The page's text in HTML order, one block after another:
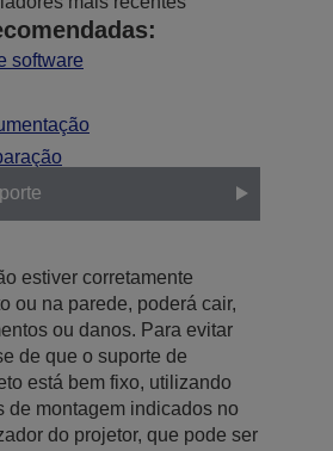
software
estiver corretamente
ou na parede, poderá cair,
ou danos. Para evitar
de que o suporte de
está bem fixo, utilizando
de montagem indicados no
do projetor, que pode ser